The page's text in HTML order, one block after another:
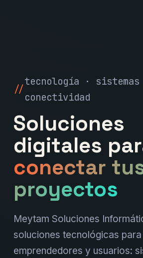
tecnología · sistemas
conectividad
Soluciones
digitales
conectar
proyectos
Meytam Soluciones
soluciones tecnológicas
emprendedores y usuarios: